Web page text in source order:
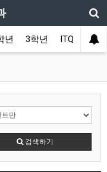
년 3학년 ITQ 커
검색하기